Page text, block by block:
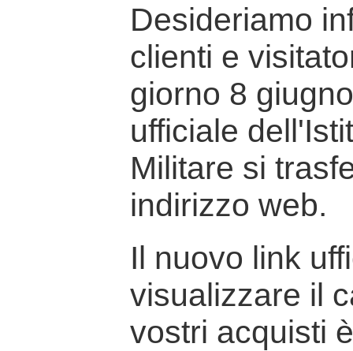
Desideriamo
clienti e
giorno 8
ufficiale
Militare si
indirizzo web.
Il nuovo link
visualizzare il
vostri acquisti